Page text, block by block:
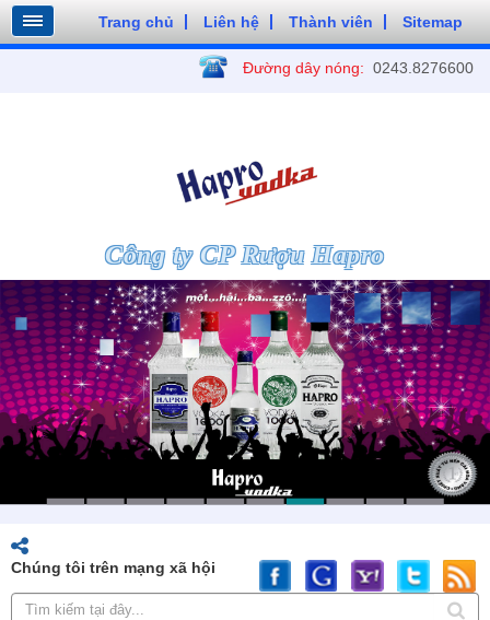
Trang chủ Liên hệ Thành viên Sitemap
Đường dây nóng: 0243.8276600
Công ty CP Rượu Hapro
Chúng tôi trên mạng xã hội